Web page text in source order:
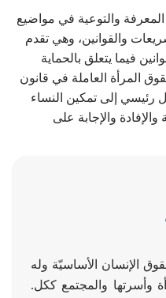
والتوعية في مواضيع
والقوانين، وهي تقدم
فيما يتعلق بالحماية
المرأة العاملة في قانون
رئيسي إلى تمكين النساء
والإفادة والإجابة على
الإنسان الأساسيّة وله
وأسرتها والمجتمع ككل.